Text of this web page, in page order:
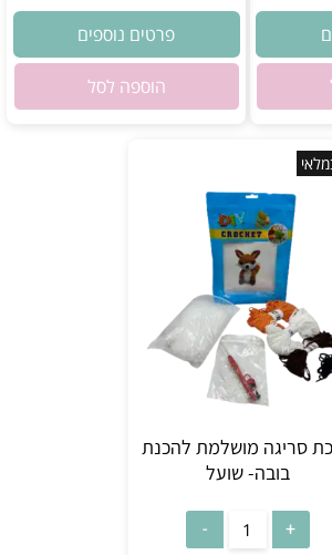
פרטים נוספים
הוספה לסל
סריגה מושלמת להכנת
בובה- שועל